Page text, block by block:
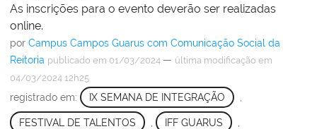
As inscrições para o evento deverão ser realizadas
online.
por Campus Campos Guarus com Comunicação Social da
Reitoria publicado em 01/03/2024 — última modificação em
04/03/2024 12h25
registrado em: IX SEMANA DE INTEGRAÇÃO
FESTIVAL DE TALENTOS IFF GUARUS